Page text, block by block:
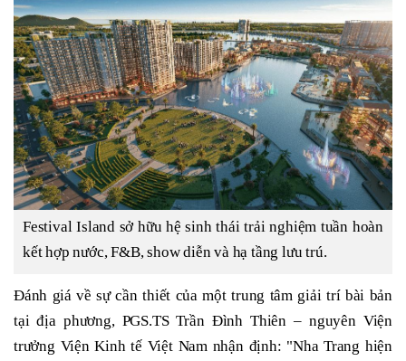
Festival Island sở hữu hệ sinh thái trải nghiệm tuần hoàn
kết hợp nước, F&B, show diễn và hạ tầng lưu trú.
Đánh giá về sự cần thiết của một trung tâm giải trí bài bản
tại địa phương, PGS.TS Trần Đình Thiên – nguyên Viện
trưởng Viện Kinh tế Việt Nam nhận định: "Nha Trang hiện